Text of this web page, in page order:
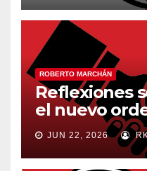
ROBERTO MARCHÁN
Reflexiones
el nuevo
JUN 22, 2026